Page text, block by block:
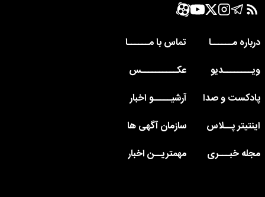
درباره مــــــا
تماس با مــــــا
ویــــــــدیو
عکــــــــــس
پادکست و صدا
آرشیـــــو اخبار
اینتیتر پــلاس
سازمان آگهی ها
مجله خبـــری
مهمتریــن اخبار